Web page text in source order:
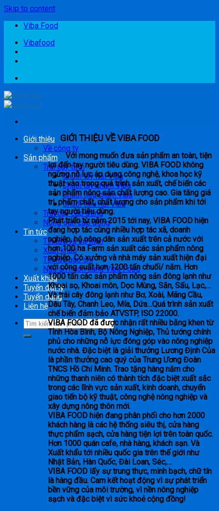
Skip to content
Viba Food
Vibafood
Giới thiệu
Về công ty
Sản phẩm
Trái cây tươi
Chuối tây nải Viba
Chuối tây chùm Viba
Chuối tiêu chùm viba
Chuối tiêu nải Viba
Trái cây cấp đông
Nông sản cấp đông
Tin tức
Tin tức và sự kiện
Xuất khẩu
Tin tức báo chí
Nấu ăn ngon cùng Viba Food
Xuất khẩu
Tuyển đại lý
Tuyển dụng
Liên hệ
GIỚI THIỆU VỀ VIBA FOOD
Với mong muốn đưa sản phẩm an toàn, tiện
lợi đến tay người tiêu dùng. VIBA FOOD không
ngừng nỗ lực áp dụng công nghệ, khoa học kỹ
thuật vào trong quá trình sản xuất, chế biến các
sản phẩm nông sản chất lượng cao. Gia tăng giá
trị, phẩm chất, chất lượng cho sản phẩm khi tới
tay người tiêu dùng.
Phát triển từ năm 2015 tới nay, VIBA FOOD hiện
đang hợp tác cùng nhiều hợp tác xã, doanh
nghiệp, hộ nông dân sản xuất trên cả nước với
hơn 100 ha Farm sản xuất các sản phẩm nông
nghiệp. Có xưởng và nhà máy sản xuất hiện đại
với công suất hơn 1200 tấn chuối/ năm. Hơn
1000 tấn các sản phẩm nông sản đông lạnh như
Khoai sọ, Khoai môn, Dọc Mùng, Sắn, Sấu, Lạc,…
Và trái cây đông lạnh như Bơ, Xoài, Mãng Cầu,
Dâu Tây, Chanh Leo, Mía, Dứa…Quá trình sản xuất
chế biến đảm bảo ATVSTP, ISO 22000.
VIBA FOOD đã được nhận rất nhiều bằng khen từ
Tỉnh Hòa Bình, Bộ Nông Nghiệp, Thủ tướng chính
phủ cho những nỗ lực đóng góp vào nông nghiệp
nước nhà. Đặc biệt là giải thưởng Lương Định Của
là phần thưởng cao quý của Trung Ương Đoàn
TNCS Hồ Chí Minh. Trao tặng hàng năm cho
những thanh niên có thành tích đặc biệt xuất sắc
trong các lĩnh vực sản xuất, kinh doanh, chuyển
giao tiến bộ kỹ thuật, công nghệ nông nghiệp và
xây dựng nông thôn mới.
VIBA FOOD hiện đang phân phối cho hơn 2000
khách hàng là các hệ thống siêu thị, cửa hàng
thực phẩm sạch, cửa hàng tiện lợi trên toàn quốc.
Hơn 1000 quán cafe, nhà hàng, khách sạn. Và
Xuất khẩu tới nhiều quốc gia trên thế giới như
Nhật Bản, Hàn Quốc, Đài Loan, Séc,…
VIBA FOOD lấy sự trung thực, minh bạch, chữ tín
là hàng đầu. Cam kết hoạt động vì sự phát triển
bền vững của môi trường, vì nền nông nghiệp
sạch và đặc biệt vì sức khoẻ cộng đồng!